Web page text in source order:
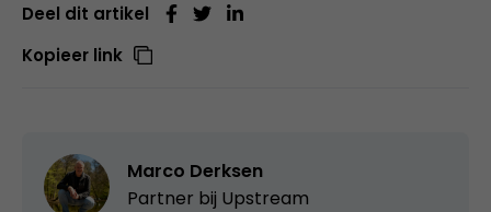
Deel dit artikel
Kopieer link
Marco Derksen
Partner bij Upstream